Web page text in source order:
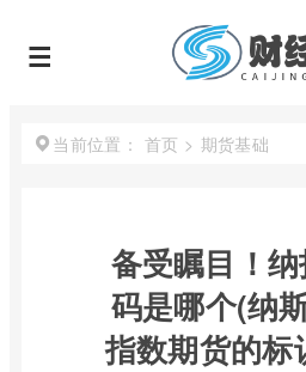
当前位置： 首页 > 期货基础
备受瞩目！
码是哪个(纳
指数期货的标